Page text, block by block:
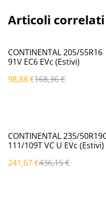
Articoli correlati
%
CONTINENTAL 205/55R16
91V EC6 EVc (Estivi)
98,88 €168,36 €
%
CONTINENTAL 235/
111/109T VC U EVc (Estivi)
241,67 €436,15 €